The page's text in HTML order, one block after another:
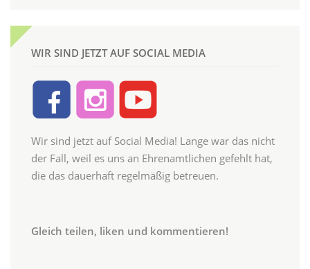
WIR SIND JETZT AUF SOCIAL MEDIA
Wir sind jetzt auf Social Media! Lange war das nicht
der Fall, weil es uns an Ehrenamtlichen gefehlt hat,
die das dauerhaft regelmäßig betreuen.
Gleich teilen, liken und kommentieren!